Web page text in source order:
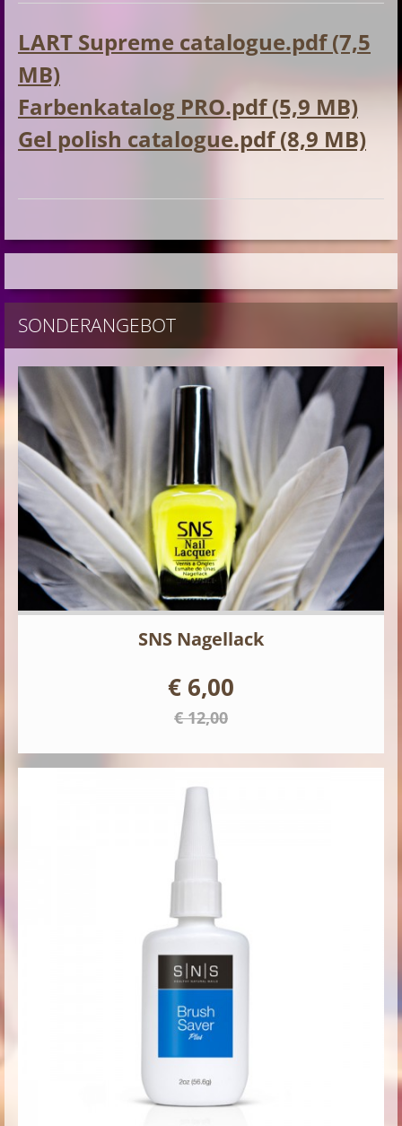
LART Supreme catalogue.pdf (7,5
MB)
Farbenkatalog PRO.pdf (5,9 MB)
Gel polish catalogue.pdf (8,9 MB)
SONDERANGEBOT
SNS Nagellack
€ 6,00
€ 12,00